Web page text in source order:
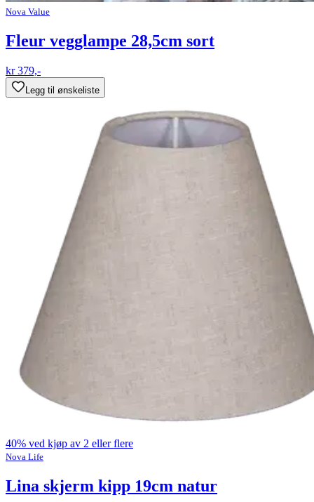
Nova Value
Fleur vegglampe 28,5cm sort
kr 379,-
Legg til ønskeliste
40% ved kjøp av 2 eller flere
Nova Life
Lina skjerm kipp 19cm natur